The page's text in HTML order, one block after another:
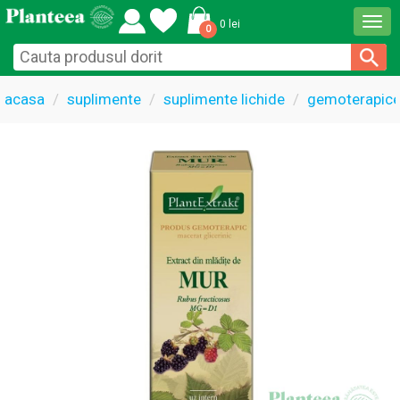
0 0 lei
acasa suplimente suplimente lichide